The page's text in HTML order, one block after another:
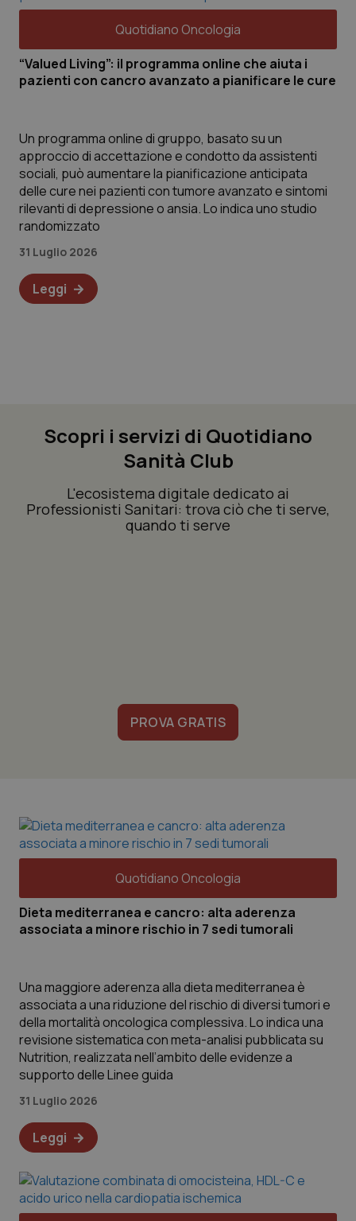
Quotidiano Oncologia
“Valued Living”: il programma online che aiuta i
pazienti con cancro avanzato a pianificare le cure
Un programma online di gruppo, basato su un
approccio di accettazione e condotto da assistenti
sociali, può aumentare la pianificazione anticipata
delle cure nei pazienti con tumore avanzato e sintomi
rilevanti di depressione o ansia. Lo indica uno studio
randomizzato
31 Luglio 2026
Leggi
Scopri i servizi di Quotidiano
Sanità Club
L'ecosistema digitale dedicato ai
Professionisti Sanitari: trova ciò che ti serve,
quando ti serve
PROVA GRATIS
Quotidiano Oncologia
Dieta mediterranea e cancro: alta aderenza
associata a minore rischio in 7 sedi tumorali
Una maggiore aderenza alla dieta mediterranea è
associata a una riduzione del rischio di diversi tumori e
della mortalità oncologica complessiva. Lo indica una
revisione sistematica con meta-analisi pubblicata su
Nutrition, realizzata nell’ambito delle evidenze a
supporto delle Linee guida
31 Luglio 2026
Leggi